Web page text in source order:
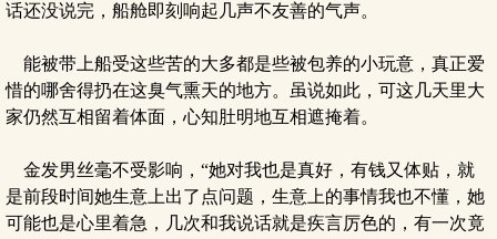
话还没说完，船舱即刻响起几声不友善的气声。
能被带上船受这些苦的大多都是些被包养的小玩意，真正爱
惜的哪舍得扔在这臭气熏天的地方。虽说如此，可这几天里大
家仍然互相留着体面，心知肚明地互相遮掩着。
金发男丝毫不受影响，“她对我也是真好，有钱又体贴，就
是前段时间她生意上出了点问题，生意上的事情我也不懂，她
可能也是心里着急，几次和我说话就是疾言厉色的，有一次竟